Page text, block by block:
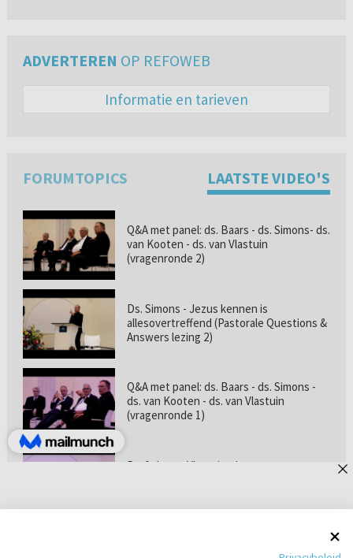
ADVERTEREN OP REFOWEB
Informatie en tarieven
FORUMTOPICS LAATSTE VIDEO'S
Q&A met panel: ds. Baars - ds. Simons- ds.
van Kooten - ds. van Vlastuin
(vragenronde 2)
Ds. Simons - Jezus kennen is
allesovertreffend (Pastorale Questions &
Answers lezing 2)
Q&A met panel: ds. Baars - ds. Simons -
ds. van Kooten - ds. van Vlastuin
(vragenronde 1)
Prof. dr. van Vlastuin - Is